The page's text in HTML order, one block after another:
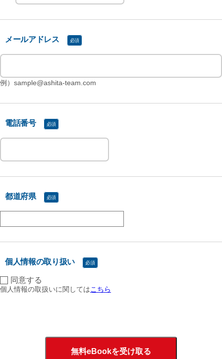
メールアドレス
例）sample@ashita-team.com
電話番号
都道府県
個人情報の取り扱い
同意する
個人情報の取扱いに関してはこちら